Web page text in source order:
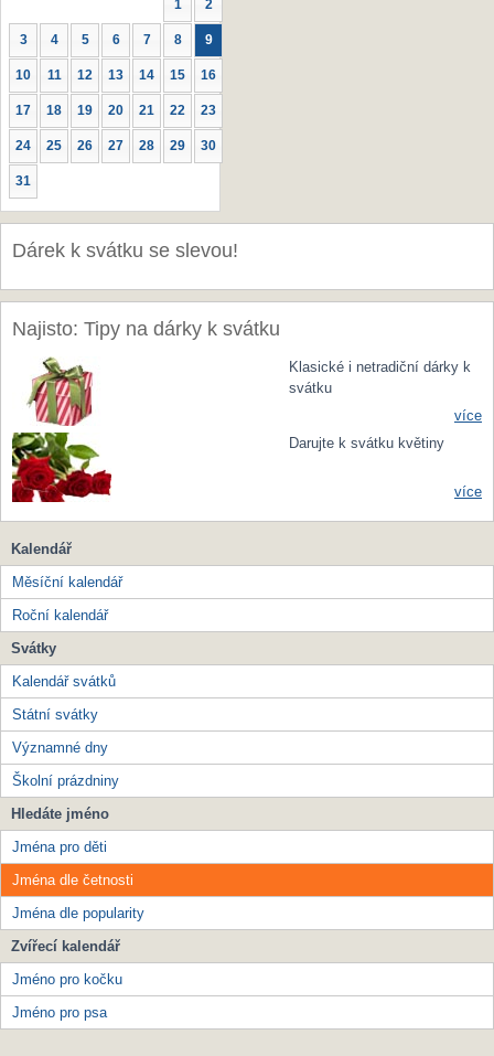
1 2
3 4 5 6 7 8 9
10 11 12 13 14 15 16
17 18 19 20 21 22 23
24 25 26 27 28 29 30
31
Dárek k svátku se slevou!
Najisto: Tipy na dárky k svátku
Klasické i netradiční dárky k
svátku
více
Darujte k svátku květiny
více
Kalendář
Měsíční kalendář
Roční kalendář
Svátky
Kalendář svátků
Státní svátky
Významné dny
Školní prázdniny
Hledáte jméno
Jména pro děti
Jména dle četnosti
Jména dle popularity
Zvířecí kalendář
Jméno pro kočku
Jméno pro psa